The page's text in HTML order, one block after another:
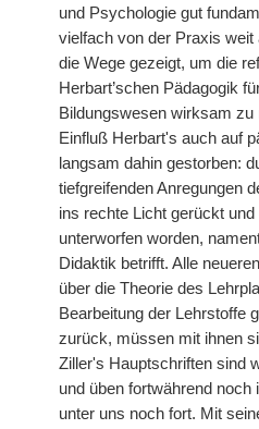
und Psychologie gut
vielfach von der Praxis
die Wege gezeigt, um die
Herbart’schen Pädagogik
Bildungswesen wirksam
Einfluß Herbart's auch auf
langsam dahin gestorben:
tiefgreifenden Anregungen
ins rechte Licht gerückt
unterworfen worden,
Didaktik betrifft. Alle
über die Theorie des
Bearbeitung der Lehrstoffe
zurück, müssen mit ihnen
Ziller's Hauptschriften sind
und üben fortwährend
unter uns noch fort. Mit